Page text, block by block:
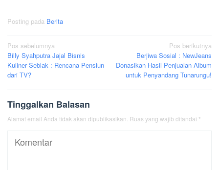
Posting pada Berita
Navigasi
pos
Pos sebelumnya
Billy Syahputra Jajal Bisnis
Kuliner Seblak : Rencana Pensiun
dari TV?
Pos berikutnya
Berjiwa Sosial : NewJeans
Donasikan Hasil Penjualan Album
untuk Penyandang Tunarungu!
Tinggalkan Balasan
Alamat email Anda tidak akan dipublikasikan. Ruas yang wajib ditandai *